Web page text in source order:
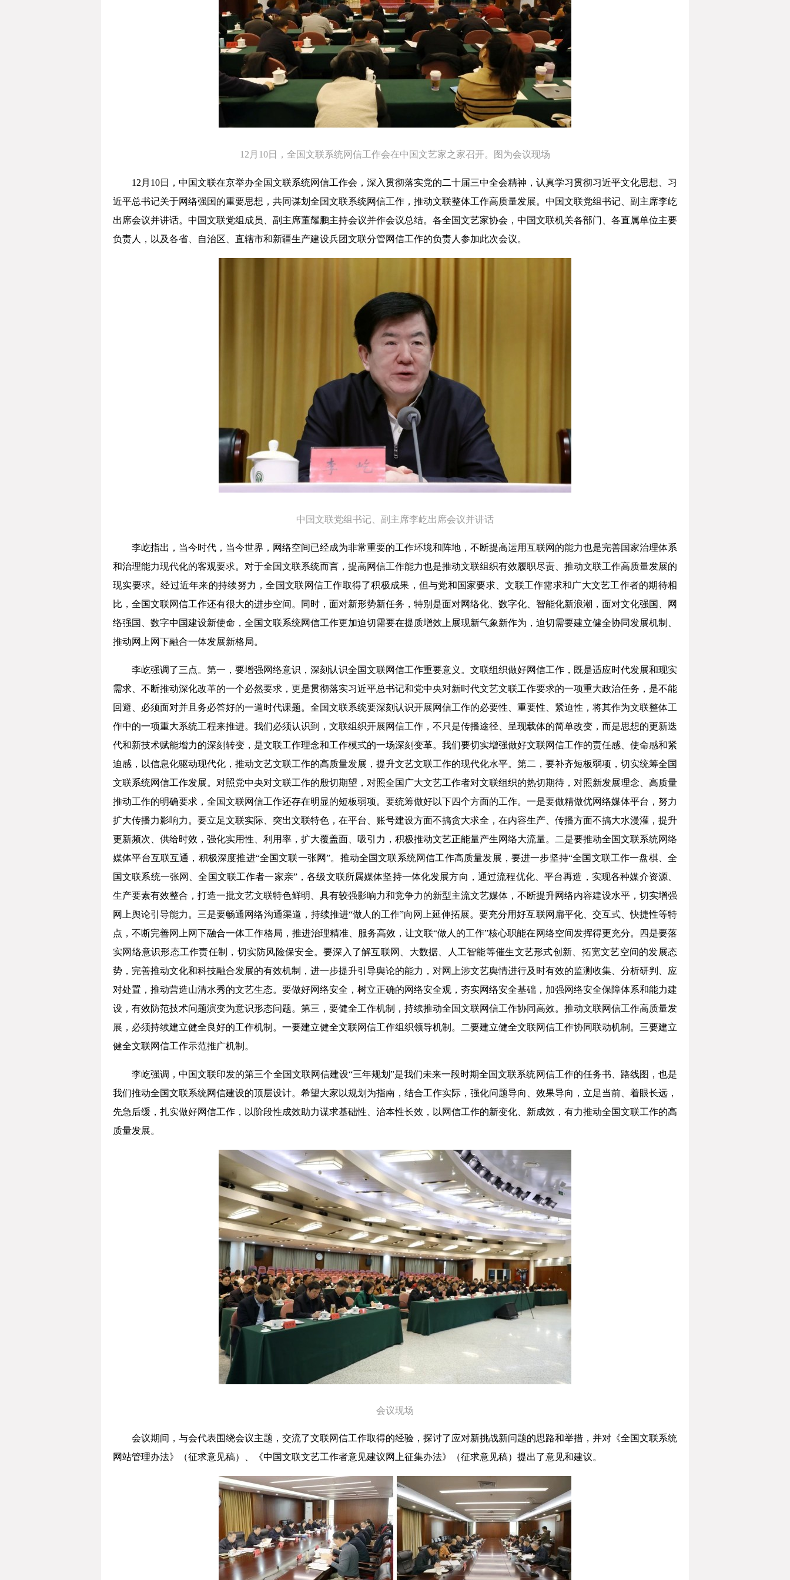
12月10日，全国文联系统网信工作会在中国文艺家之家召开。图为会议现场
12月10日，中国文联在京举办全国文联系统网信工作会，深入贯彻落实党的二十届三中全会精神，认真学习贯彻习近平文化思想、习
近平总书记关于网络强国的重要思想，共同谋划全国文联系统网信工作，推动文联整体工作高质量发展。中国文联党组书记、副主席李屹
出席会议并讲话。中国文联党组成员、副主席董耀鹏主持会议并作会议总结。各全国文艺家协会，中国文联机关各部门、各直属单位主要
负责人，以及各省、自治区、直辖市和新疆生产建设兵团文联分管网信工作的负责人参加此次会议。
中国文联党组书记、副主席李屹出席会议并讲话
李屹指出，当今时代，当今世界，网络空间已经成为非常重要的工作环境和阵地，不断提高运用互联网的能力也是完善国家治理体系
和治理能力现代化的客观要求。对于全国文联系统而言，提高网信工作能力也是推动文联组织有效履职尽责、推动文联工作高质量发展的
现实要求。经过近年来的持续努力，全国文联网信工作取得了积极成果，但与党和国家要求、文联工作需求和广大文艺工作者的期待相
比，全国文联网信工作还有很大的进步空间。同时，面对新形势新任务，特别是面对网络化、数字化、智能化新浪潮，面对文化强国、网
络强国、数字中国建设新使命，全国文联系统网信工作更加迫切需要在提质增效上展现新气象新作为，迫切需要建立健全协同发展机制、
推动网上网下融合一体发展新格局。
李屹强调了三点。第一，要增强网络意识，深刻认识全国文联网信工作重要意义。文联组织做好网信工作，既是适应时代发展和现实
需求、不断推动深化改革的一个必然要求，更是贯彻落实习近平总书记和党中央对新时代文艺文联工作要求的一项重大政治任务，是不能
回避、必须面对并且务必答好的一道时代课题。全国文联系统要深刻认识开展网信工作的必要性、重要性、紧迫性，将其作为文联整体工
作中的一项重大系统工程来推进。我们必须认识到，文联组织开展网信工作，不只是传播途径、呈现载体的简单改变，而是思想的更新迭
代和新技术赋能增力的深刻转变，是文联工作理念和工作模式的一场深刻变革。我们要切实增强做好文联网信工作的责任感、使命感和紧
迫感，以信息化驱动现代化，推动文艺文联工作的高质量发展，提升文艺文联工作的现代化水平。第二，要补齐短板弱项，切实统筹全国
文联系统网信工作发展。对照党中央对文联工作的殷切期望，对照全国广大文艺工作者对文联组织的热切期待，对照新发展理念、高质量
推动工作的明确要求，全国文联网信工作还存在明显的短板弱项。要统筹做好以下四个方面的工作。一是要做精做优网络媒体平台，努力
扩大传播力影响力。要立足文联实际、突出文联特色，在平台、账号建设方面不搞贪大求全，在内容生产、传播方面不搞大水漫灌，提升
更新频次、供给时效，强化实用性、利用率，扩大覆盖面、吸引力，积极推动文艺正能量产生网络大流量。二是要推动全国文联系统网络
媒体平台互联互通，积极深度推进“全国文联一张网”。推动全国文联系统网信工作高质量发展，要进一步坚持“全国文联工作一盘棋、全
国文联系统一张网、全国文联工作者一家亲”，各级文联所属媒体坚持一体化发展方向，通过流程优化、平台再造，实现各种媒介资源、
生产要素有效整合，打造一批文艺文联特色鲜明、具有较强影响力和竞争力的新型主流文艺媒体，不断提升网络内容建设水平，切实增强
网上舆论引导能力。三是要畅通网络沟通渠道，持续推进“做人的工作”向网上延伸拓展。要充分用好互联网扁平化、交互式、快捷性等特
点，不断完善网上网下融合一体工作格局，推进治理精准、服务高效，让文联“做人的工作”核心职能在网络空间发挥得更充分。四是要落
实网络意识形态工作责任制，切实防风险保安全。要深入了解互联网、大数据、人工智能等催生文艺形式创新、拓宽文艺空间的发展态
势，完善推动文化和科技融合发展的有效机制，进一步提升引导舆论的能力，对网上涉文艺舆情进行及时有效的监测收集、分析研判、应
对处置，推动营造山清水秀的文艺生态。要做好网络安全，树立正确的网络安全观，夯实网络安全基础，加强网络安全保障体系和能力建
设，有效防范技术问题演变为意识形态问题。第三，要健全工作机制，持续推动全国文联网信工作协同高效。推动文联网信工作高质量发
展，必须持续建立健全良好的工作机制。一要建立健全文联网信工作组织领导机制。二要建立健全文联网信工作协同联动机制。三要建立
健全文联网信工作示范推广机制。
李屹强调，中国文联印发的第三个全国文联网信建设“三年规划”是我们未来一段时期全国文联系统网信工作的任务书、路线图，也是
我们推动全国文联系统网信建设的顶层设计。希望大家以规划为指南，结合工作实际，强化问题导向、效果导向，立足当前、着眼长远，
先急后缓，扎实做好网信工作，以阶段性成效助力谋求基础性、治本性长效，以网信工作的新变化、新成效，有力推动全国文联工作的高
质量发展。
会议现场
会议期间，与会代表围绕会议主题，交流了文联网信工作取得的经验，探讨了应对新挑战新问题的思路和举措，并对《全国文联系统
网站管理办法》（征求意见稿）、《中国文联文艺工作者意见建议网上征集办法》（征求意见稿）提出了意见和建议。